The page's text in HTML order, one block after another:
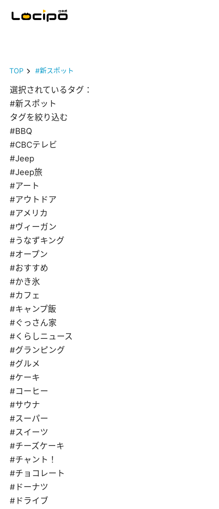
TOP #新スポット
選択されているタグ：
#新スポット
タグを絞り込む
#BBQ
#CBCテレビ
#Jeep
#Jeep旅
#アート
#アウトドア
#アメリカ
#ヴィーガン
#うなずキング
#オープン
#おすすめ
#かき氷
#カフェ
#キャンプ飯
#ぐっさん家
#くらしニュース
#グランピング
#グルメ
#ケーキ
#コーヒー
#サウナ
#スーパー
#スイーツ
#チーズケーキ
#チャント！
#チョコレート
#ドーナツ
#ドライブ